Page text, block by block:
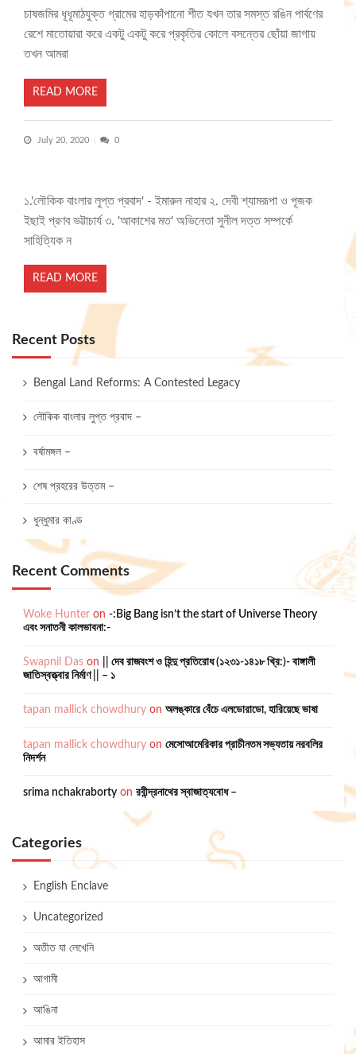
চাষজমির ধূধূমাঠযুক্ত গ্রামের হাড়কাঁপানো শীত যখন তার সমস্ত রঙিন পার্বণের
রেশে মাতোয়ারা করে একটু একটু করে প্রকৃতির কোলে বসন্তের ছোঁয়া জাগায়
তখন আমরা
READ MORE
July 20, 2020 0
১.'লৌকিক বাংলার লুপ্ত প্রবাদ' - ইমারুন নাহার ২. দেবী শ্যামরূপা ও পূজক
ইছাই প্রণব ভট্টাচার্য ৩. 'আকাশের মত' অভিনেতা সুনীল দত্ত সম্পর্কে
সাহিত্যিক ন
READ MORE
Recent Posts
Bengal Land Reforms: A Contested Legacy
লৌকিক বাংলার লুপ্ত প্রবাদ –
বর্ষামঙ্গল –
শেষ প্রহরের উত্তম –
ধুন্ধুমার কাণ্ড
Recent Comments
Woke Hunter on -:Big Bang isn’t the start of Universe Theory
এবং সনাতনী কালভাবনা:-
Swapnil Das on
|| দেব রাজবংশ ও হিন্দু প্রতিরোধ (১২৩১-১৪১৮ খ্রি:)- বাঙ্গালী
জাতিস্বত্ত্বার নির্মাণ || – ১
tapan mallick chowdhury on অলঙ্কারে বেঁচে এলডোরাডো, হারিয়েছে ভাষা
tapan mallick chowdhury on মেসোআমেরিকার প্রাচীনতম সভ্যতায় নরবলির
নিদর্শন
srima nchakraborty on রবীন্দ্রনাথের স্বাজাত্যবোধ –
Categories
English Enclave
Uncategorized
অতীত যা লেখেনি
আগামী
আঙিনা
আমার ইতিহাস